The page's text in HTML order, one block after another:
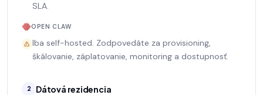
SLA.
OPEN CLAW
Iba self-hosted. Zodpovedáte za provisioning,
škálovanie, záplatovanie, monitoring a dostupnosť.
2 Dátová rezidencia